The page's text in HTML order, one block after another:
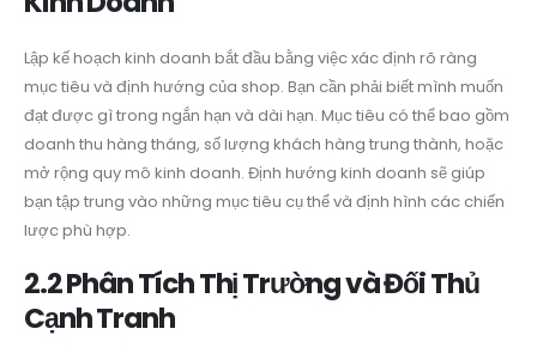
Lập kế hoạch kinh doanh bắt đầu bằng việc xác định rõ ràng
mục tiêu và định hướng của shop. Bạn cần phải biết mình muốn
đạt được gì trong ngắn hạn và dài hạn. Mục tiêu có thể bao gồm
doanh thu hàng tháng, số lượng khách hàng trung thành, hoặc
mở rộng quy mô kinh doanh. Định hướng kinh doanh sẽ giúp
bạn tập trung vào những mục tiêu cụ thể và định hình các chiến
lược phù hợp.
2.2 Phân Tích Thị Trường và Đối Thủ
Cạnh Tranh